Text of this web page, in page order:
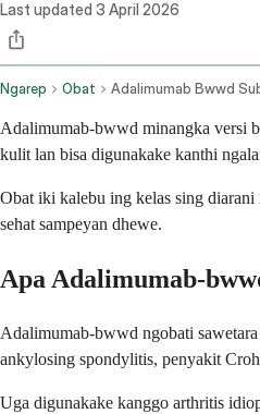
Last updated 3 April 2026
Ngarep Obat Adalimumab Bwwd
Adalimumab-bwwd minangka versi
kulit lan bisa digunakake kanthi
Obat iki kalebu ing kelas sing
sehat sampeyan dhewe.
Apa Adalimumab-
Adalimumab-bwwd ngobati
ankylosing spondylitis, penyakit
Uga digunakake kanggo arthritis